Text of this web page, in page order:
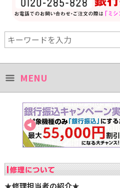
★修理担当者の紹介★